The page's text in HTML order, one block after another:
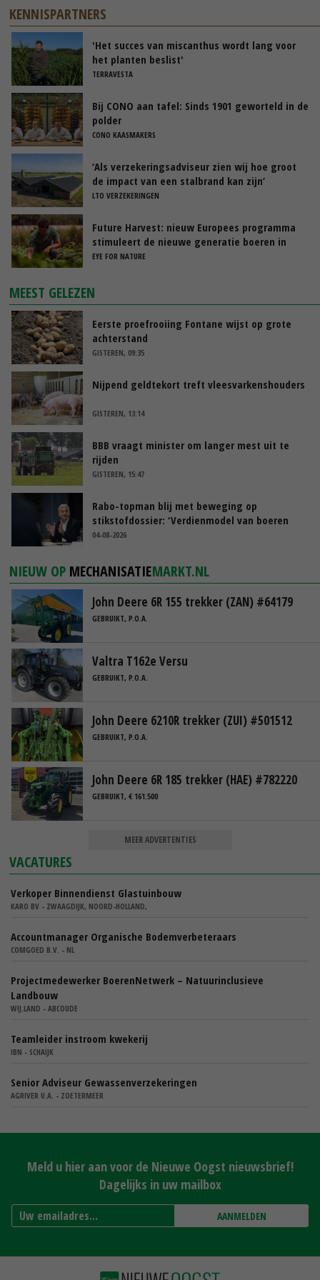
KENNISPARTNERS
'Het succes van miscanthus wordt lang voor
het planten beslist'
TERRAVESTA
Bij CONO aan tafel: Sinds 1901 geworteld in de
polder
CONO KAASMAKERS
‘Als verzekeringsadviseur zien wij hoe groot
de impact van een stalbrand kan zijn’
LTO VERZEKERINGEN
Future Harvest: nieuw Europees programma
stimuleert de nieuwe generatie boeren in
Nederland
EYE FOR NATURE
MEEST GELEZEN
Eerste proefrooiing Fontane wijst op grote
achterstand
GISTEREN, 09:35
Nijpend geldtekort treft vleesvarkenshouders
GISTEREN, 13:14
BBB vraagt minister om langer mest uit te
rijden
GISTEREN, 15:47
Rabo-topman blij met beweging op
stikstofdossier: ‘Verdienmodel van boeren
blijft cruciaal’
04-08-2026
NIEUW OP MECHANISATIEMARKT.NL
John Deere 6R 155 trekker (ZAN) #64179
GEBRUIKT, P.O.A.
Valtra T162e Versu
GEBRUIKT, P.O.A.
John Deere 6210R trekker (ZUI) #501512
GEBRUIKT, P.O.A.
John Deere 6R 185 trekker (HAE) #782220
GEBRUIKT, € 161.500
MEER ADVERTENTIES
VACATURES
Verkoper Binnendienst Glastuinbouw
KARO BV - ZWAAGDIJK, NOORD-HOLLAND,
Accountmanager Organische Bodemverbeteraars
COMGOED B.V. - NL
Projectmedewerker BoerenNetwerk – Natuurinclusieve
Landbouw
WIJ.LAND - ABCOUDE
Teamleider instroom kwekerij
IBN - SCHAIJK
Senior Adviseur Gewassenverzekeringen
AGRIVER U.A. - ZOETERMEER
Meld u hier aan voor de Nieuwe Oogst nieuwsbrief!
Dagelijks in uw mailbox
AANMELDEN